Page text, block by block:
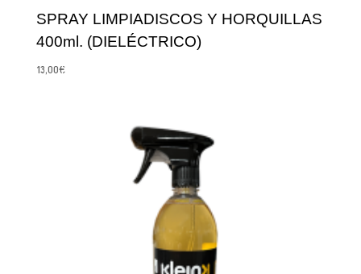
SPRAY LIMPIADISCOS Y HORQUILLAS
400ml. (DIELÉCTRICO)
13,00€